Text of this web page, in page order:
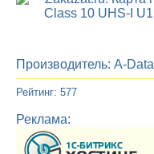
Производитель: A-Data
Рейтинг: 577
Реклама: